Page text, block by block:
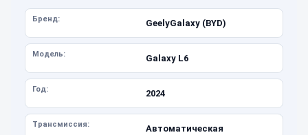
Бренд: GeelyGalaxy (BYD)
Модель: Galaxy L6
Год: 2024
Трансмиссия: Автоматическая